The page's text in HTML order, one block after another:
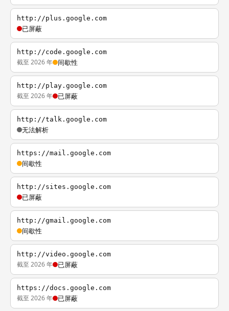
http://plus.google.com
已屏蔽
http://code.google.com
截至 2026 年 间歇性
http://play.google.com
截至 2026 年 已屏蔽
http://talk.google.com
无法解析
https://mail.google.com
间歇性
http://sites.google.com
已屏蔽
http://gmail.google.com
间歇性
http://video.google.com
截至 2026 年 已屏蔽
https://docs.google.com
截至 2026 年 已屏蔽